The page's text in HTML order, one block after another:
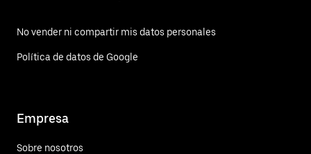
No vender ni compartir mis datos personales
Política de datos de Google
Empresa
Sobre nosotros